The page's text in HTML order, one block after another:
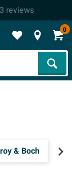
reviews
0
& Boch